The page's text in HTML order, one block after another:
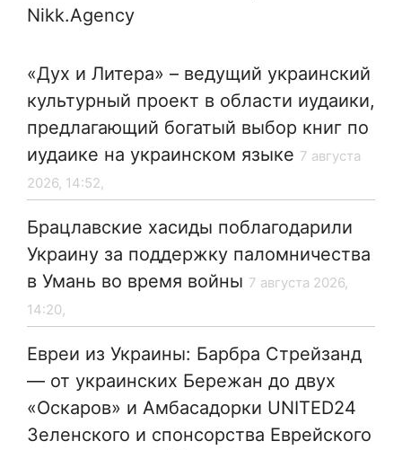
Nikk.Agency
«Дух и Литера» – ведущий украинский
культурный проект в области иудаики,
предлагающий богатый выбор книг по
иудаике на украинском языке 7 августа
2026, 14:52,
Брацлавские хасиды поблагодарили
Украину за поддержку паломничества
в Умань во время войны 7 августа 2026,
14:20,
Евреи из Украины: Барбра Стрейзанд
— от украинских Бережан до двух
«Оскаров» и Амбасадорки UNITED24
Зеленского и спонсорства Еврейского